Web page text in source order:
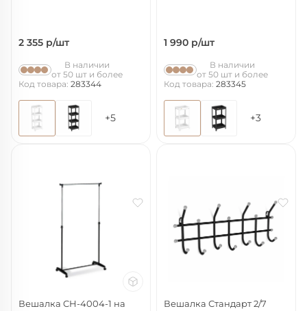
2 355 р/шт
В наличии
от 50 шт и более
Код товара: 283344
+5
1 990 р/шт
В наличии
от 50 шт и более
Код товара: 283345
+3
Вешалка CH-4004-1 на
Вешалка Стандарт 2/7